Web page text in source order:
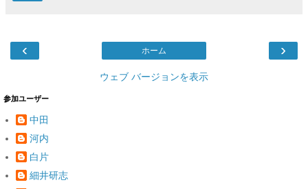
‹ ›
ホーム
ウェブ バージョンを表示
参加ユーザー
中田
河内
白片
細井研志